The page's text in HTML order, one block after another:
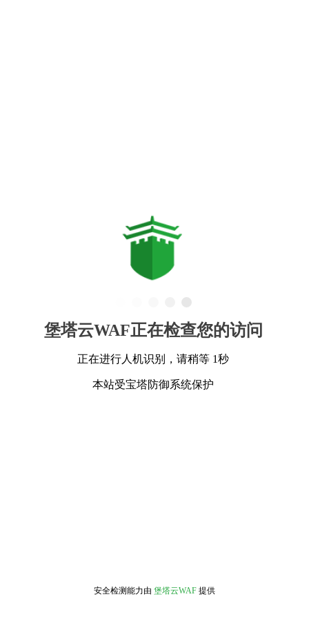
堡塔云WAF正在检查您的访问
正在进行人机识别，请稍等 1秒
本站受宝塔防御系统保护
安全检测能力由 堡塔云WAF 提供